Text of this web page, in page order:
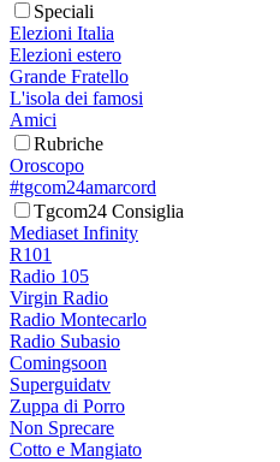
Speciali
Elezioni Italia
Elezioni estero
Grande Fratello
L'isola dei famosi
Amici
Rubriche
Oroscopo
#tgcom24amarcord
Tgcom24 Consiglia
Mediaset Infinity
R101
Radio 105
Virgin Radio
Radio Montecarlo
Radio Subasio
Comingsoon
Superguidatv
Zuppa di Porro
Non Sprecare
Cotto e Mangiato